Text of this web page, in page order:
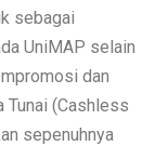
sebagai
UniMAP selain
dan
Tunai (Cashless
sepenuhnya